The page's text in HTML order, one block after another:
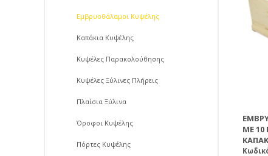
ΜΕ 10
Εμβρυοθάλαμοι Κυψέλης
Καπάκια Κυψέλης
Κυψέλες Παρακολούθησης
Κυψέλες Ξύλινες Πλήρεις
Πλαίσια Ξύλινα
Όροφοι Κυψέλης
Πόρτες Kυψέλης